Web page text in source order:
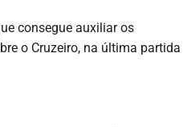
consegue auxiliar os
o Cruzeiro, na última partida